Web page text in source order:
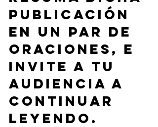
publicación
en un par de
oraciones, e
invite a tu
audiencia a
continuar
leyendo.